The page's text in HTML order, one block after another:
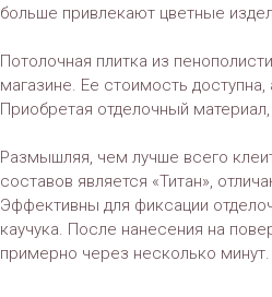
больше привлекают цветные
Потолочная плитка из
магазине. Ее стоимость
Приобретая отделочный
Размышляя, чем лучше всего
составов является «Титан»,
Эффективны для фиксации
каучука. После нанесения на
примерно через несколько минут.